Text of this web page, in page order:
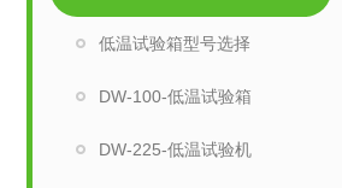
低温试验箱型号选择
DW-100-低温试验箱
DW-225-低温试验机